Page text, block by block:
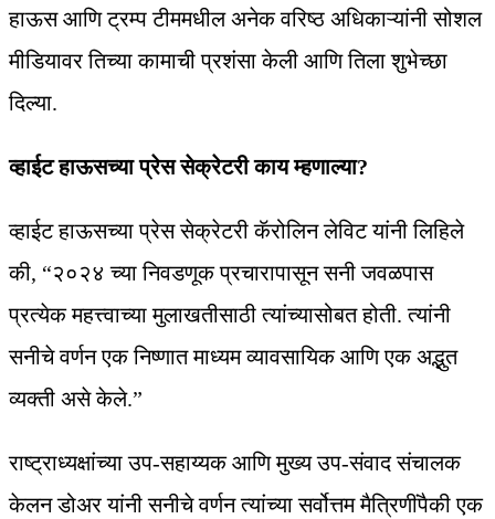
हाऊस आणि ट्रम्प टीममधील अनेक वरिष्ठ अधिकाऱ्यांनी सोशल
मीडियावर तिच्या कामाची प्रशंसा केली आणि तिला शुभेच्छा
दिल्या.
व्हाईट हाऊसच्या प्रेस सेक्रेटरी काय म्हणाल्या?
व्हाईट हाऊसच्या प्रेस सेक्रेटरी कॅरोलिन लेविट यांनी लिहिले
की, “२०२४ च्या निवडणूक प्रचारापासून सनी जवळपास
प्रत्येक महत्त्वाच्या मुलाखतीसाठी त्यांच्यासोबत होती. त्यांनी
सनीचे वर्णन एक निष्णात माध्यम व्यावसायिक आणि एक अद्भुत
व्यक्ती असे केले.”
राष्ट्राध्यक्षांच्या उप-सहाय्यक आणि मुख्य उप-संवाद संचालक
केलन डोअर यांनी सनीचे वर्णन त्यांच्या सर्वोत्तम मैत्रिणींपैकी एक